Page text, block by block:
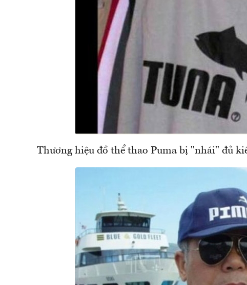
Thương hiệu đồ thể thao Puma bị "nhái" đủ